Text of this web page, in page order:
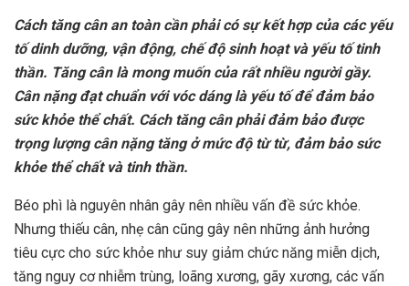
Cách tăng cân an toàn cần phải có sự kết hợp của các yếu
tố dinh dưỡng, vận động, chế độ sinh hoạt và yếu tố tinh
thần. Tăng cân là mong muốn của rất nhiều người gầy.
Cân nặng đạt chuẩn với vóc dáng là yếu tố để đảm bảo
sức khỏe thể chất. Cách tăng cân phải đảm bảo được
trọng lượng cân nặng tăng ở mức độ từ từ, đảm bảo sức
khỏe thể chất và tinh thần.
Béo phì là nguyên nhân gây nên nhiều vấn đề sức khỏe.
Nhưng thiếu cân, nhẹ cân cũng gây nên những ảnh hưởng
tiêu cực cho sức khỏe như suy giảm chức năng miễn dịch,
tăng nguy cơ nhiễm trùng, loãng xương, gãy xương, các vấn